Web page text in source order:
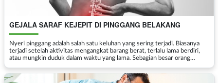
GEJALA SARAF KEJEPIT DI PINGGANG BELAKANG
Nyeri pinggang adalah salah satu keluhan yang sering terjadi. Biasanya
terjadi setelah aktivitas mengangkat barang berat, terlalu lama berdiri,
atau mungkin duduk dalam waktu yang lama. Sebagian besar orang